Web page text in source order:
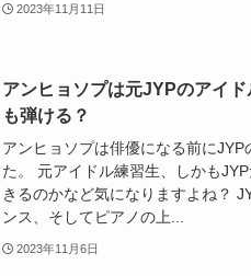
2023年11月11日
アンヒョソプは元JYPのアイ
も弾ける？
アンヒョソプは俳優になる前に
た。 元アイドル練習生、しかも
きるのかなど気になりますよね？
ンス、そしてピアノの上...
2023年11月6日